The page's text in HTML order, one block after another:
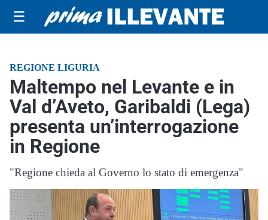
☰
REGIONE LIGURIA
Maltempo nel Levante e in
Val d’Aveto, Garibaldi (Lega)
presenta un’interrogazione
in Regione
"Regione chieda al Governo lo stato di emergenza"